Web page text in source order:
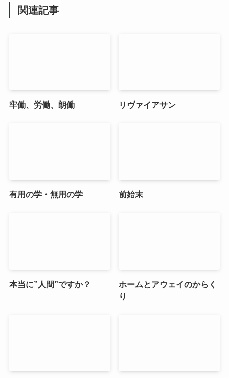
関連記事
牢働、労働、朗働 リヴァイアサン
有用の学・無用の学 前始末
本当に”人間”ですか？
ホームとアウェイのからく
り